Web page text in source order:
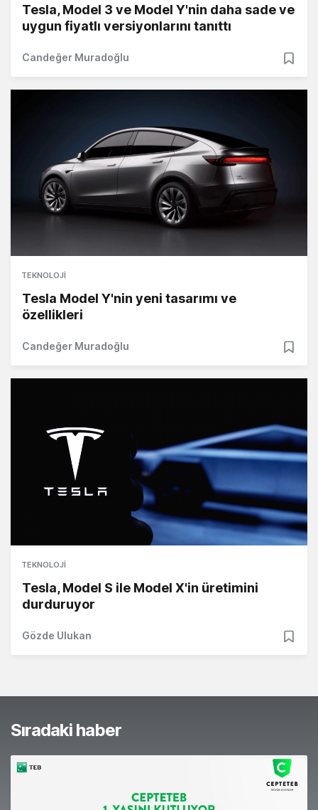
Tesla, Model 3 ve Model Y'nin daha sade ve
uygun fiyatlı versiyonlarını tanıttı
Candeğer Muradoğlu
TEKNOLOJI
Tesla Model Y'nin yeni tasarımı ve
özellikleri
Candeğer Muradoğlu
TEKNOLOJI
Tesla, Model S ile Model X'in üretimini
durduruyor
Gözde Ulukan
Sıradaki haber